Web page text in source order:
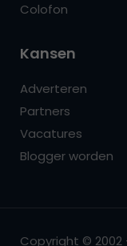
Colofon
Kansen
Adverteren
Partners
Vacatures
Blogger worden
Copyright ©